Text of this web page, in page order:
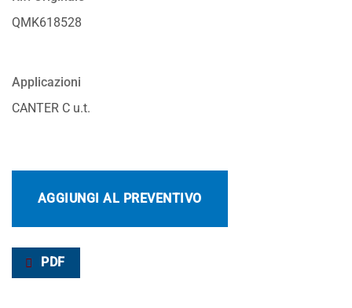
QMK618528
Applicazioni
CANTER C u.t.
AGGIUNGI AL PREVENTIVO
PDF